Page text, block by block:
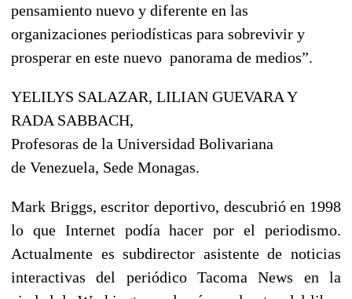
pensamiento nuevo y diferente en las
organizaciones periodísticas para sobrevivir y
prosperar en este nuevo panorama de medios”.
YELILYS SALAZAR, LILIAN GUEVARA Y
RADA SABBACH,
Profesoras de la Universidad Bolivariana
de Venezuela, Sede Monagas.
Mark Briggs, escritor deportivo, descubrió en 1998
lo que Internet podía hacer por el periodismo.
Actualmente es subdirector asistente de noticias
interactivas del periódico Tacoma News en la